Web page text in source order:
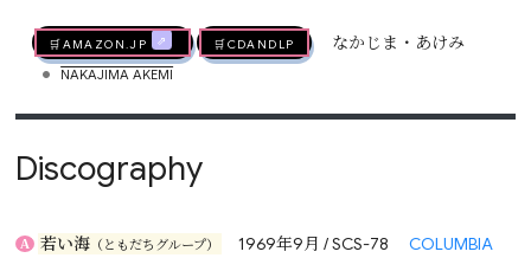
🛒AMAZON.jp 🛒CDandLP なかじま・あけみ
• NAKAJIMA AKEMI
Discography
A 若い海 （ともだちグループ） 1969年9月 / SCS-78 COLUMBIA